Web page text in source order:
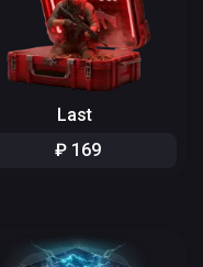
Last
₽ 169